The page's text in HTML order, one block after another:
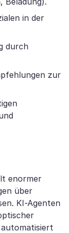
in der
durch
zur
enormer
über
KI-Agenten